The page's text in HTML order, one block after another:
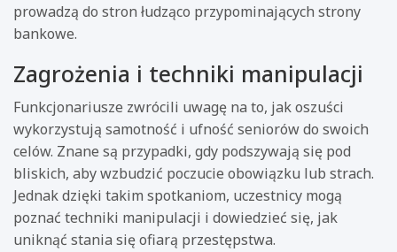
prowadzą do stron łudząco przypominających strony
bankowe.
Zagrożenia i techniki manipulacji
Funkcjonariusze zwrócili uwagę na to, jak oszuści
wykorzystują samotność i ufność seniorów do swoich
celów. Znane są przypadki, gdy podszywają się pod
bliskich, aby wzbudzić poczucie obowiązku lub strach.
Jednak dzięki takim spotkaniom, uczestnicy mogą
poznać techniki manipulacji i dowiedzieć się, jak
uniknąć stania się ofiarą przestępstwa.